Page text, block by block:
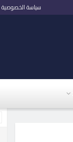
سياسة الخصوصية